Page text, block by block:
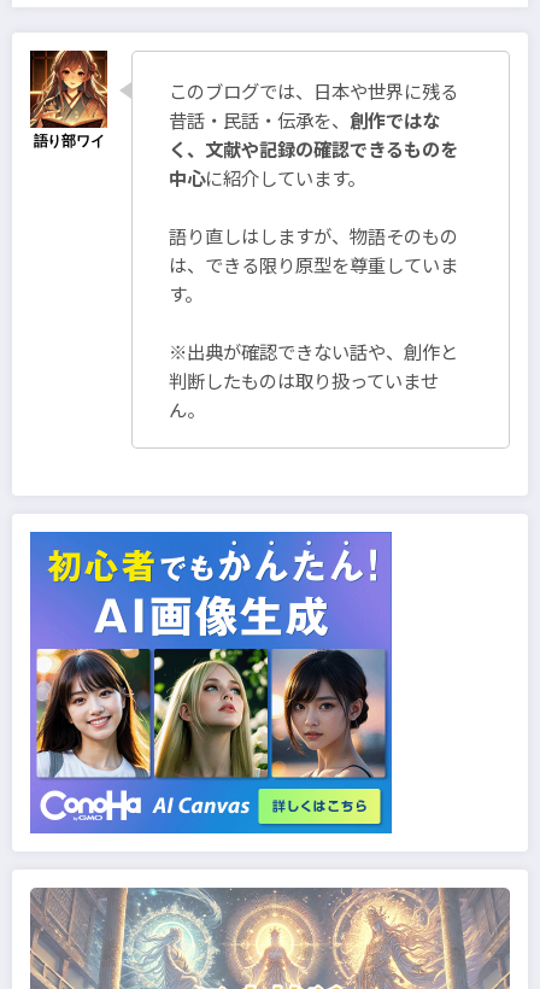
このブログでは、日本や世界に残る
昔話・民話・伝承を、 創作ではな
く、文献や記録の確認できるものを
中心に紹介しています。
語り直しはしますが、物語そのもの
は、できる限り原型を尊重していま
す。
※出典が確認できない話や、創作と
判断したものは取り扱っていませ
ん。